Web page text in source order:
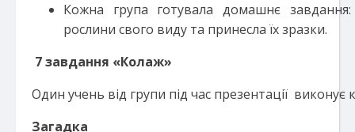
Кожна група готувала домашнє
рослини свого виду та принесла їх зразки.
7 завдання «Колаж»
Один учень від групи під час презентації виконує
Загадка